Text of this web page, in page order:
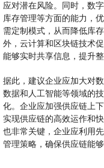
应对潜在风险。同时，数
库存管理等方面的能力，
需定制模式，从而降低库
外，云计算和区块链技术
能够实时共享信息，提升
据此，建议企业应加大对
数据和人工智能等领域的
化。企业应加强供应链上
实现供应链的高效运作和
也非常关键，企业应利用
管理策略，确保供应链能